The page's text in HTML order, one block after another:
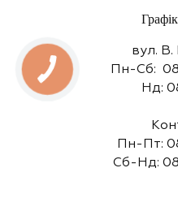
вул. В.
Пн-Сб:
Нд:
Пн-Пт:
Сб-Нд: